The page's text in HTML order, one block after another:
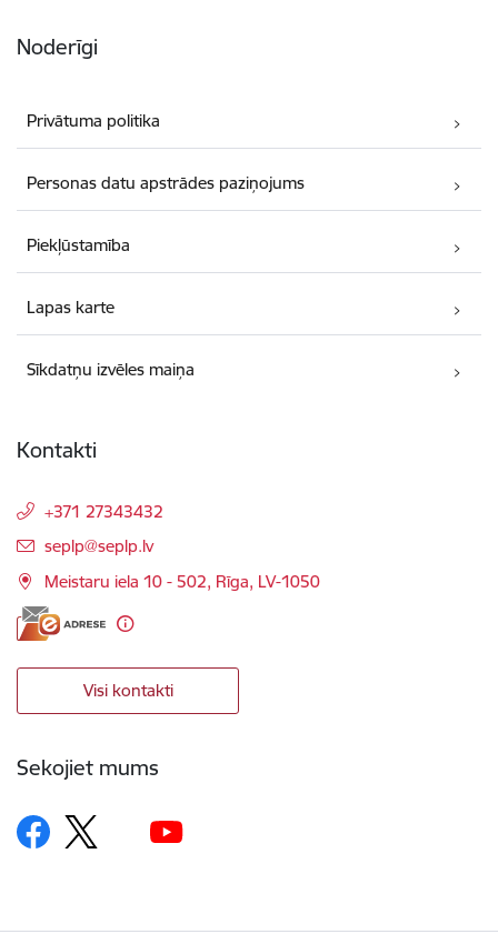
Noderīgi
Privātuma politika
Personas datu apstrādes paziņojums
Piekļūstamība
Lapas karte
Sīkdatņu izvēles maiņa
Kontakti
+371 27343432
E-pasts:
seplp@seplp.lv
Meistaru iela 10 - 502, Rīga, LV-1050
Visi kontakti
Sekojiet mums